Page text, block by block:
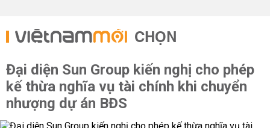
online, giúp khách hàng lựa chọn hình thức gửi tiền tối
ưu.
tin chi tiết và cập nhật về lãi suất ngân hàng SHB, từ đó
đưa ra các quyết định tài chính phù hợp với nhu cầu cá
nhân.
Tổng quan lãi Suất Ngân Hàng SHB
CHỌN
Đại diện Sun Group kiến nghị cho phép
kế thừa nghĩa vụ tài chính khi chuyển
nhượng dự án BĐS